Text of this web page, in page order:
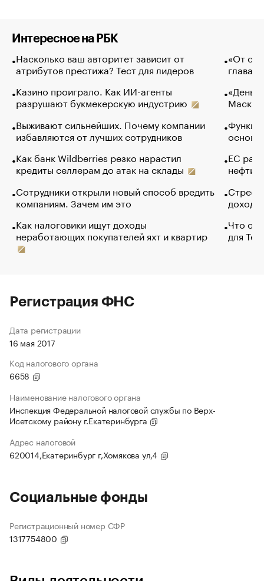
Интересное на РБК
Насколько ваш авторитет зависит от
атрибутов престижа? Тест для лидеров
Казино проиграло. Как ИИ-агенты
разрушают букмекерскую индустрию
Выживают сильнейших. Почему компании
избавляются от лучших сотрудников
Как банк Wildberries резко нарастил
кредиты селлерам до атак на склады
Сотрудники открыли новый способ вредить
компаниям. Зачем им это
Как налоговики ищут доходы
неработающих покупателей яхт и квартир
«От
глава
Маск в
основ
ЕС
нефти
Что
для
Регистрация ФНС
Дата регистрации
16 мая 2017
Код налогового органа
6658
Наименование налогового органа
Инспекция Федеральной налоговой службы по Верх-
Исетскому району г.Екатеринбурга
Адрес налоговой
620014,Екатеринбург г,Хомякова ул,4
Социальные фонды
Регистрационный номер СФР
1317754800